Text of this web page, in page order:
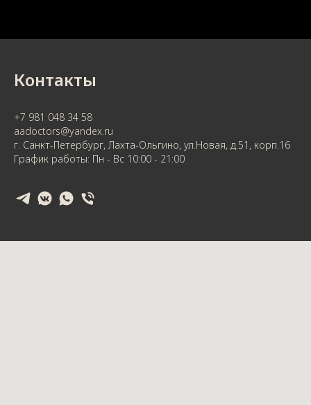
Контакты
+7 981 048 34 58
aadoctors@yandex.ru
г. Санкт-Петербург, Лахта-Ольгино, ул.Новая, д.51, корп.16
График работы: Пн - Вс 10:00 - 21:00